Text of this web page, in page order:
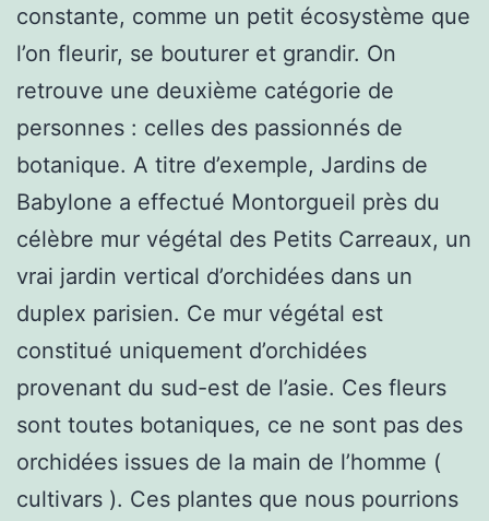
constante, comme un petit écosystème que
l’on fleurir, se bouturer et grandir. On
retrouve une deuxième catégorie de
personnes : celles des passionnés de
botanique. A titre d’exemple, Jardins de
Babylone a effectué Montorgueil près du
célèbre mur végétal des Petits Carreaux, un
vrai jardin vertical d’orchidées dans un
duplex parisien. Ce mur végétal est
constitué uniquement d’orchidées
provenant du sud-est de l’asie. Ces fleurs
sont toutes botaniques, ce ne sont pas des
orchidées issues de la main de l’homme (
cultivars ). Ces plantes que nous pourrions